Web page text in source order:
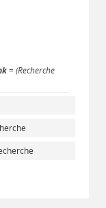
= (Recherche